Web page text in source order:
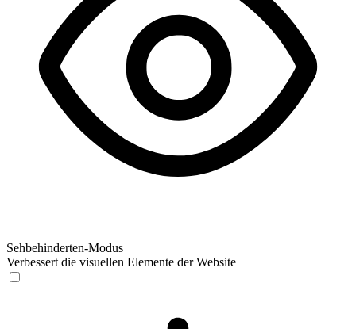
Sehbehinderten-Modus
Verbessert die visuellen Elemente der Website